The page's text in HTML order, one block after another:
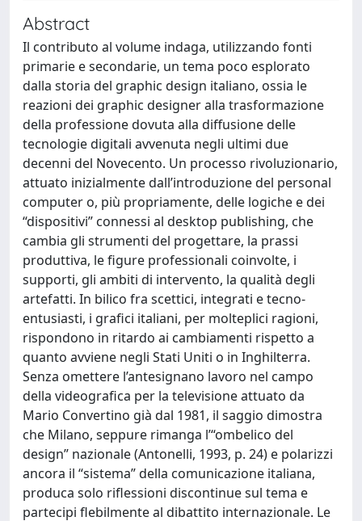
Abstract
Il contributo al volume indaga, utilizzando fonti
primarie e secondarie, un tema poco esplorato
dalla storia del graphic design italiano, ossia le
reazioni dei graphic designer alla trasformazione
della professione dovuta alla diffusione delle
tecnologie digitali avvenuta negli ultimi due
decenni del Novecento. Un processo rivoluzionario,
attuato inizialmente dall’introduzione del personal
computer o, più propriamente, delle logiche e dei
“dispositivi” connessi al desktop publishing, che
cambia gli strumenti del progettare, la prassi
produttiva, le figure professionali coinvolte, i
supporti, gli ambiti di intervento, la qualità degli
artefatti. In bilico fra scettici, integrati e tecno-
entusiasti, i grafici italiani, per molteplici ragioni,
rispondono in ritardo ai cambiamenti rispetto a
quanto avviene negli Stati Uniti o in Inghilterra.
Senza omettere l’antesignano lavoro nel campo
della videografica per la televisione attuato da
Mario Convertino già dal 1981, il saggio dimostra
che Milano, seppure rimanga l’“ombelico del
design” nazionale (Antonelli, 1993, p. 24) e polarizzi
ancora il “sistema” della comunicazione italiana,
produca solo riflessioni discontinue sul tema e
partecipi flebilmente al dibattito internazionale. Le